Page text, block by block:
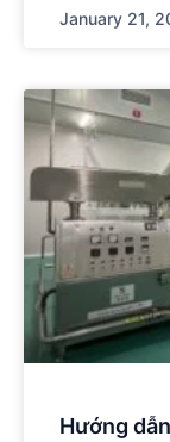
January 21,
Hướng